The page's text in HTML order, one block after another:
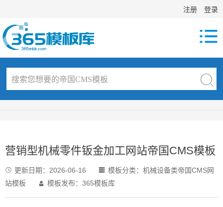
注册 登录

营销型机械零件钣金加工网站帝国CMS模板
 更新日期： 2026-06-16  模板分类： 机械设备类帝国CMS网
站模板
 模板发布：365模板库